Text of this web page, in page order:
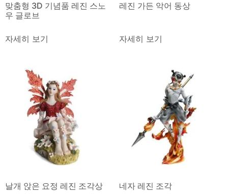
맞춤형 3D 기념품 레진 스노
우 글로브
자세히 보기
레진 가든 악어 동상
자세히 보기
날개 앉은 요정 레진 조각상 네자 레진 조각